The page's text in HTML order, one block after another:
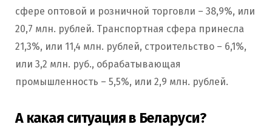
сфере оптовой и розничной торговли – 38,9%, или
20,7 млн. рублей. Транспортная сфера принесла
21,3%, или 11,4 млн. рублей, строительство – 6,1%,
или 3,2 млн. руб., обрабатывающая
промышленность – 5,5%, или 2,9 млн. рублей.
А какая ситуация в Беларуси?